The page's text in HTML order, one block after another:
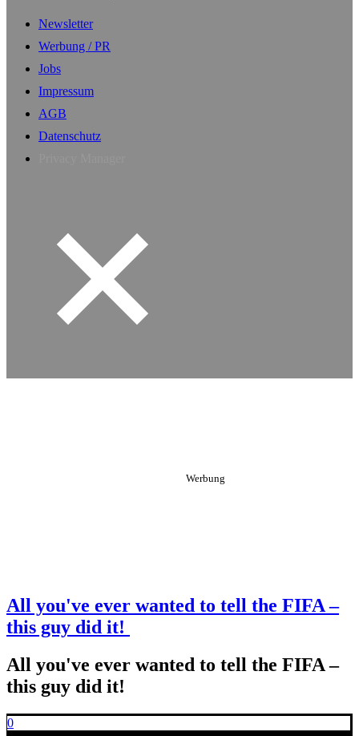
Newsletter
Werbung / PR
Jobs
Impressum
AGB
Datenschutz
All you've ever wanted to tell the FIFA –
this guy did it!
All you've ever wanted to tell the FIFA –
this guy did it!
0